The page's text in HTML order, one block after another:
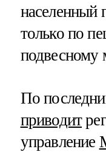
населенный
только по
подвесному
По
приводит
управление